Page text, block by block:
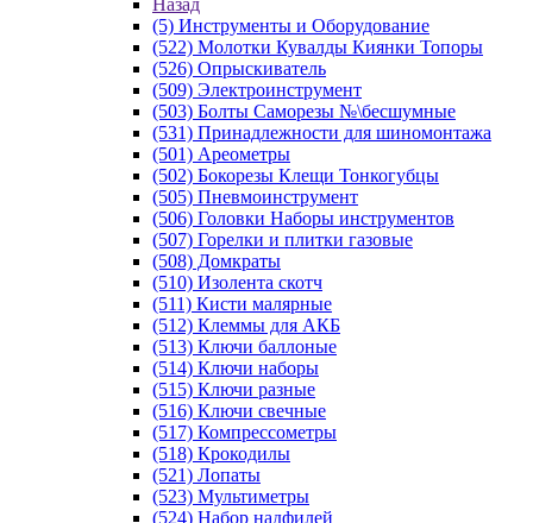
Назад
(5) Инструменты и Оборудование
(522) Молотки Кувалды Киянки Топоры
(526) Опрыскиватель
(509) Электроинструмент
(503) Болты Саморезы №\бесшумные
(531) Принадлежности для шиномонтажа
(501) Ареометры
(502) Бокорезы Клещи Тонкогубцы
(505) Пневмоинструмент
(506) Головки Наборы инструментов
(507) Горелки и плитки газовые
(508) Домкраты
(510) Изолента скотч
(511) Кисти малярные
(512) Клеммы для АКБ
(513) Ключи баллоные
(514) Ключи наборы
(515) Ключи разные
(516) Ключи свечные
(517) Компрессометры
(518) Крокодилы
(521) Лопаты
(523) Мультиметры
(524) Набор надфилей